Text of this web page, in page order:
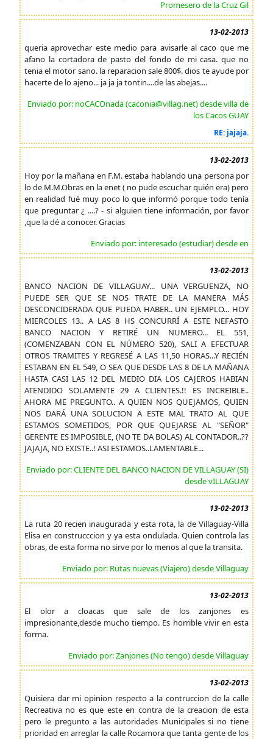
Promesero de la Cruz Gil
13-02-2013
queria aprovechar este medio para avisarle al caco que me
afano la cortadora de pasto del fondo de mi casa. que no
tenia el motor sano. la reparacion sale 800$. dios te ayude por
hacerte de lo ajeno... ja ja ja tontin....de las abejas....
Enviado por: noCACOnada (caconia@villag.net) desde villa de
los Cacos GUAY
RE: jajaja.
13-02-2013
Hoy por la mañana en F.M. estaba hablando una persona por
lo de M.M.Obras en la enet ( no pude escuchar quién era) pero
en realidad fué muy poco lo que informó porque todo tenía
que preguntar ¿ ....? - si alguien tiene información, por favor
,que la dé a conocer. Gracias
Enviado por: interesado (estudiar) desde en
13-02-2013
BANCO NACION DE VILLAGUAY... UNA VERGUENZA, NO
PUEDE SER QUE SE NOS TRATE DE LA MANERA MÁS
DESCONCIDERADA QUE PUEDA HABER.. UN EJEMPLO... HOY
MIERCOLES 13.. A LAS 8 HS CONCURRÍ A ESTE NEFASTO
BANCO NACION Y RETIRÉ UN NUMERO... EL 551,
(COMENZABAN CON EL NÚMERO 520), SALI A EFECTUAR
OTROS TRAMITES Y REGRESÉ A LAS 11,50 HORAS...Y RECIÉN
ESTABAN EN EL 549, O SEA QUE DESDE LAS 8 DE LA MAÑANA
HASTA CASI LAS 12 DEL MEDIO DIA LOS CAJEROS HABIAN
ATENDIDO SOLAMENTE 29 A CLIENTES.!! ES INCREIBLE..
AHORA ME PREGUNTO.. A QUIEN NOS QUEJAMOS, QUIEN
NOS DARÁ UNA SOLUCION A ESTE MAL TRATO AL QUE
ESTAMOS SOMETIDOS, POR QUE QUEJARSE AL "SEÑOR"
GERENTE ES IMPOSIBLE, (NO TE DA BOLAS) AL CONTADOR..??
JAJAJA, NO EXISTE..! ASI ESTAMOS..LAMENTABLE...
Enviado por: CLIENTE DEL BANCO NACION DE VILLAGUAY (SI)
desde vILLAGUAY
13-02-2013
La ruta 20 recien inaugurada y esta rota, la de Villaguay-Villa
Elisa en construcccion y ya esta ondulada. Quien controla las
obras, de esta forma no sirve por lo menos al que la transita.
Enviado por: Rutas nuevas (Viajero) desde Villaguay
13-02-2013
El olor a cloacas que sale de los zanjones es
impresionante,desde mucho tiempo. Es horrible vivir en esta
forma.
Enviado por: Zanjones (No tengo) desde Villaguay
13-02-2013
Quisiera dar mi opinion respecto a la contruccion de la calle
Recreativa no es que este en contra de la creacion de esta
pero le pregunto a las autoridades Municipales si no tiene
prioridad en arreglar la calle Rocamora que tanta gente de los